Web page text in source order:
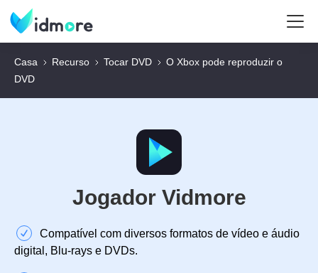
Casa Recurso Tocar DVD
O Xbox pode reproduzir o
DVD
Jogador Vidmore
Compatível com diversos formatos de vídeo e áudio
digital, Blu-rays e DVDs.